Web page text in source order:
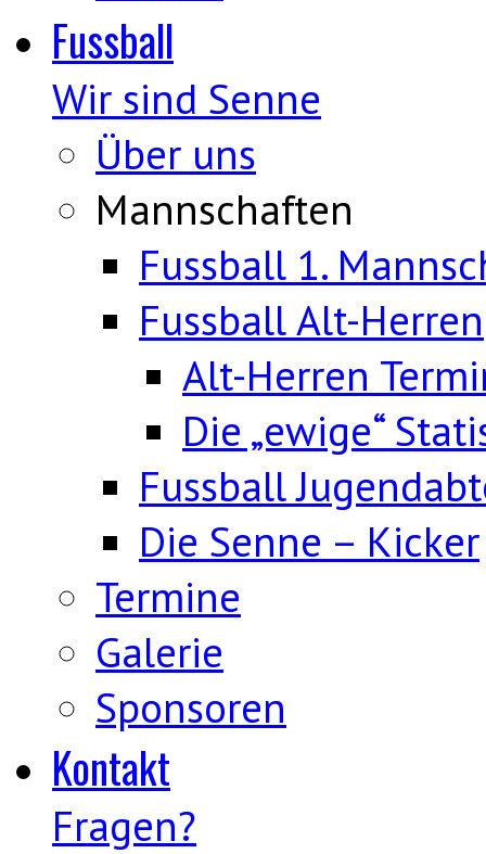
Fussball
Wir sind Senne
Über uns
Mannschaften
Fussball 1.
Fussball Alt-Herren
Alt-Herren
Die „ewige“
Fussball
Die Senne – Kicker
Termine
Galerie
Sponsoren
Kontakt
Fragen?